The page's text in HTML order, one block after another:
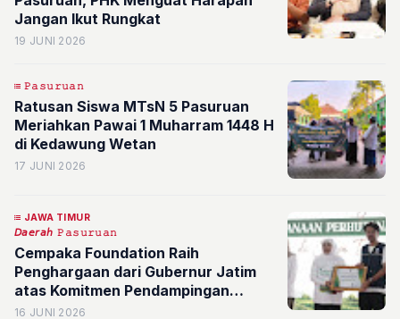
Jangan Ikut Rungkat
19 JUNI 2026
𝙿𝚊𝚜𝚞𝚛𝚞𝚊𝚗
Ratusan Siswa MTsN 5 Pasuruan
Meriahkan Pawai 1 Muharram 1448 H
di Kedawung Wetan
17 JUNI 2026
JAWA TIMUR
𝘋𝘢𝘦𝘳𝘢𝘩 𝙿𝚊𝚜𝚞𝚛𝚞𝚊𝚗
Cempaka Foundation Raih
Penghargaan dari Gubernur Jatim
atas Komitmen Pendampingan
Perhutanan Sosial di Pasuruan
16 JUNI 2026